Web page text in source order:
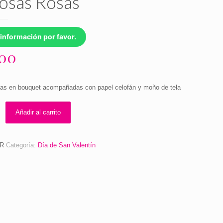
por favor.
en bouquet acompañadas con papel celofán y moño de tela
Añadir al carrito
Categoría: Día de San Valentín